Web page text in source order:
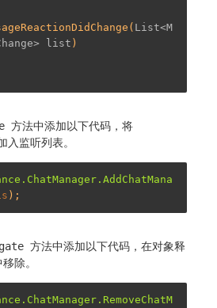
( List<M
list )
方法中添加以下代码，将
入监听列表。
.ChatManager .AddChatMana
方法中添加以下代码，在对象释
除。
.ChatManager .RemoveChatM